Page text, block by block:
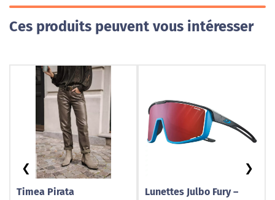
Ces produits peuvent vous intéresser
Timea Pirata
Lunettes Julbo Fury –
❮ ❯